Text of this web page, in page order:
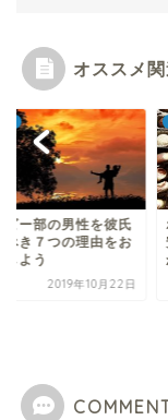
オススメ
ビー部の男性を彼氏
べき７つの理由をお
しよう
2019年10月22日